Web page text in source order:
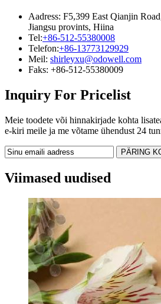
Aadress: F5,399 East Qianjin
Jiangsu provints, Hiina
Tel:+86-512-55380008
Telefon:+86-13773129929
Meil: shirleyxu@odowell.com
Faks: +86-512-55380009
Inquiry For Pricelist
Meie toodete või hinnakirjade kohta
e-kiri meile ja me võtame ühendust 24
Viimased uudised